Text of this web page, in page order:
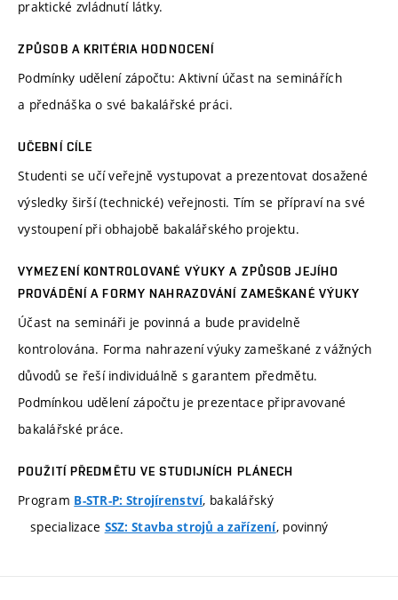
praktické zvládnutí látky.
ZPŮSOB A KRITÉRIA HODNOCENÍ
Podmínky udělení zápočtu: Aktivní účast na seminářích
a přednáška o své bakalářské práci.
UČEBNÍ CÍLE
Studenti se učí veřejně vystupovat a prezentovat dosažené
výsledky širší (technické) veřejnosti. Tím se přípraví na své
vystoupení při obhajobě bakalářského projektu.
VYMEZENÍ KONTROLOVANÉ VÝUKY A ZPŮSOB JEJÍHO
PROVÁDĚNÍ A FORMY NAHRAZOVÁNÍ ZAMEŠKANÉ VÝUKY
Účast na semináři je povinná a bude pravidelně
kontrolována. Forma nahrazení výuky zameškané z vážných
důvodů se řeší individuálně s garantem předmětu.
Podmínkou udělení zápočtu je prezentace připravované
bakalářské práce.
POUŽITÍ PŘEDMĚTU VE STUDIJNÍCH PLÁNECH
Program B-STR-P: Strojírenství, bakalářský
specializace SSZ: Stavba strojů a zařízení, povinný